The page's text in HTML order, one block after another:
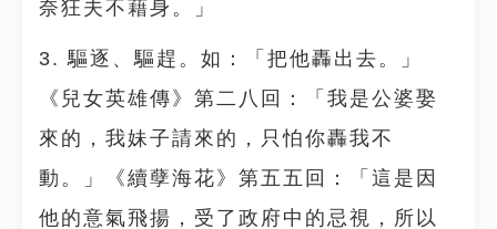
奈狂夫不藉身。」
3. 驅逐、驅趕。如：「把他轟出去。」
《兒女英雄傳》第二八回：「我是公婆娶
來的，我妹子請來的，只怕你轟我不
動。」《續孽海花》第五五回：「這是因
他的意氣飛揚，受了政府中的忌視，所以